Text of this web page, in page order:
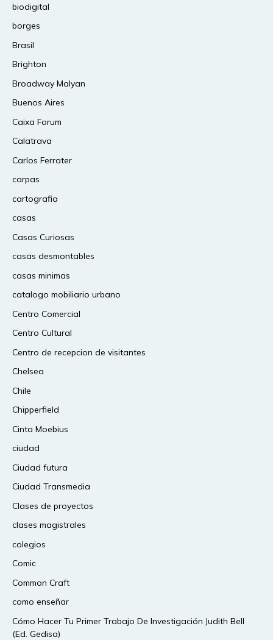
biodigital
borges
Brasil
Brighton
Broadway Malyan
Buenos Aires
Caixa Forum
Calatrava
Carlos Ferrater
carpas
cartografia
casas
Casas Curiosas
casas desmontables
casas minimas
catalogo mobiliario urbano
Centro Comercial
Centro Cultural
Centro de recepcion de visitantes
Chelsea
Chile
Chipperfield
Cinta Moebius
ciudad
Ciudad futura
Ciudad Transmedia
Clases de proyectos
clases magistrales
colegios
Comic
Common Craft
como enseñar
Cómo Hacer Tu Primer Trabajo De Investigación Judith Bell
(Ed. Gedisa)